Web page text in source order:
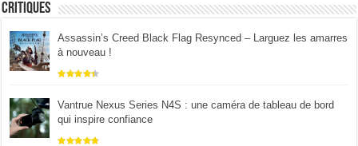
Critiques
Assassin’s Creed Black Flag Resynced – Larguez les amarres
à nouveau !
Vantrue Nexus Series N4S : une caméra de tableau de bord
qui inspire confiance